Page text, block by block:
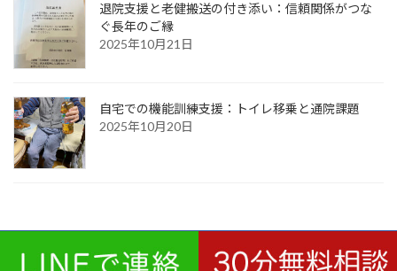
退院支援と老健搬送の付き添い：信頼関係がつな
ぐ長年のご縁
2025年10月21日
自宅での機能訓練支援：トイレ移乗と通院課題
2025年10月20日
お問い合わせ